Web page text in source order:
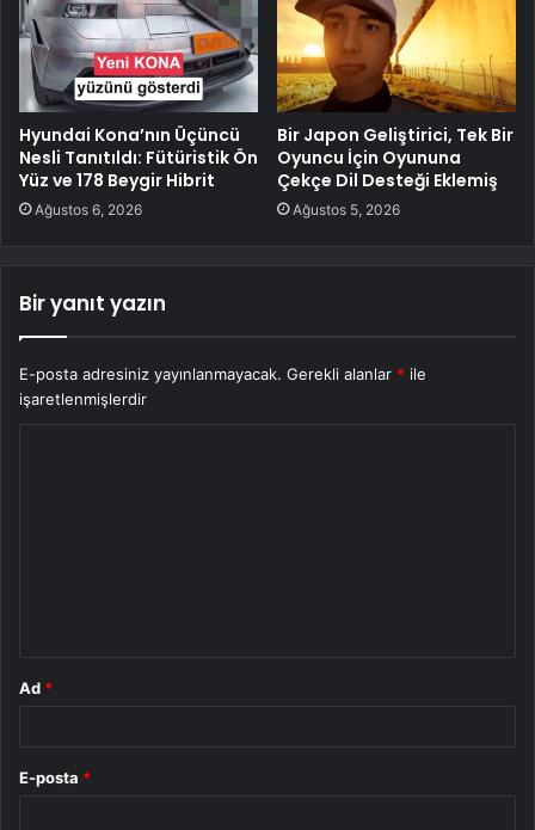
Hyundai Kona’nın Üçüncü
Nesli Tanıtıldı: Fütüristik Ön
Yüz ve 178 Beygir Hibrit
Ağustos 6, 2026
Bir Japon Geliştirici, Tek Bir
Oyuncu İçin Oyununa
Çekçe Dil Desteği Eklemiş
Ağustos 5, 2026
Bir yanıt yazın
E-posta adresiniz yayınlanmayacak. Gerekli alanlar * ile
işaretlenmişlerdir
Ad *
E-posta *